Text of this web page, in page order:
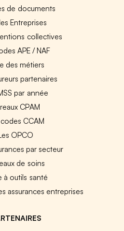
de documents
Entreprises
collectives
APE / NAF
des métiers
partenaires
par année
CPAM
CCAM
OPCO
par secteur
de soins
à outils santé
assurances entreprises